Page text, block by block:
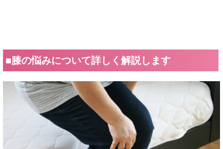
■膝の悩みについて詳しく解説します